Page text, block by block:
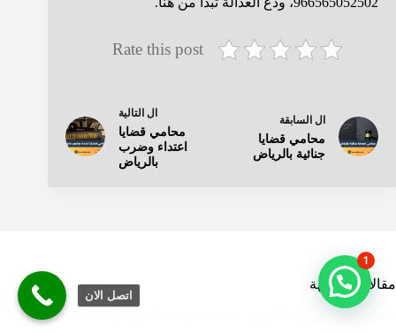
Rate this post
ال السابقة
محامي قضايا
جنائية بالرياض
ال التالية
محامي قضايا
اعتداء وضرب
بالرياض
مقالات مشابهة
1
اتصل الان